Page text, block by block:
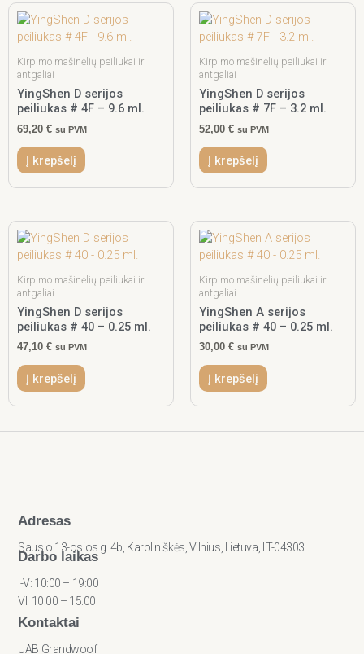
Kirpimo mašinėlių peiliukai ir
antgaliai
YingShen D serijos
peiliukas # 4F – 9.6 ml.
69,20 € su PVM
Į krepšelį
Kirpimo mašinėlių peiliukai ir
antgaliai
YingShen D serijos
peiliukas # 7F – 3.2 ml.
52,00 € su PVM
Į krepšelį
Kirpimo mašinėlių peiliukai ir
antgaliai
YingShen D serijos
peiliukas # 40 – 0.25 ml.
47,10 € su PVM
Į krepšelį
Kirpimo mašinėlių peiliukai ir
antgaliai
YingShen A serijos
peiliukas # 40 – 0.25 ml.
30,00 € su PVM
Į krepšelį
Adresas
Sausio 13-osios g. 4b, Karoliniškės, Vilnius, Lietuva, LT-04303
Darbo laikas
I-V: 10:00 – 19:00
VI: 10:00 – 15:00
Kontaktai
UAB Grandwoof